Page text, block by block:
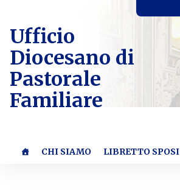
content
Ufficio
Diocesano di
Pastorale
Familiare
CHI SIAMO LIBRETTO SPOSI